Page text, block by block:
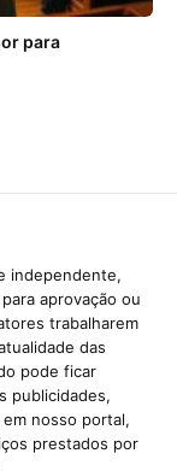
para
independente,
aprovação ou
trabalharem
das
pode ficar
publicidades,
nosso portal,
prestados por